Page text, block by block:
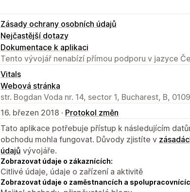
Zásady ochrany osobních údajů
Nejčastější dotazy
Dokumentace k aplikaci
Tento vývojář nenabízí přímou podporu v jazyce
Vitals
Webová stránka
str. Bogdan Voda nr. 14, sector 1, Bucharest, B,
16. březen 2018 · Protokol změn
Tato aplikace potřebuje přístup k následujícím
obchodu mohla fungovat. Důvody zjistíte v
údajů vývojáře.
Zobrazovat údaje o zákaznících:
Citlivé údaje, údaje o zařízení a aktivitě
Zobrazovat údaje o zaměstnancích a